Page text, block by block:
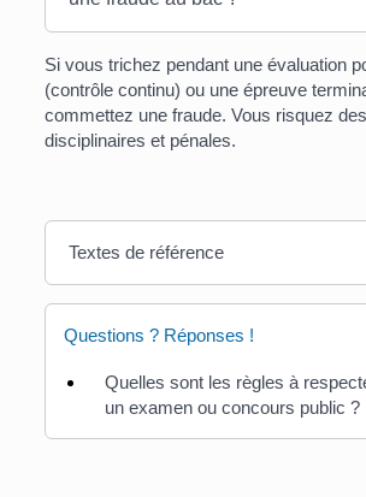
Si vous trichez pendant une évaluation
(contrôle continu) ou une épreuve
commettez une fraude. Vous risquez
disciplinaires et pénales.
Textes de référence
Questions ? Réponses !
Quelles sont les règles à
un examen ou concours public ?